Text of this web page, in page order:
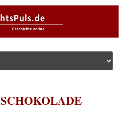
SCHOKOLADE